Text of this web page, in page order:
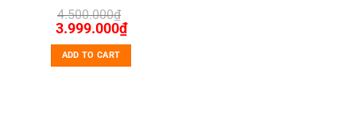
4.500.000₫
Original
price
was:
4.500.000₫.
3.999.000₫Current
price
3.999.000₫.
ADD TO CART